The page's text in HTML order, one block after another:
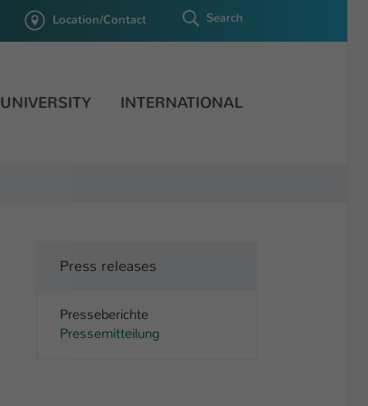
Location/Contact Search
UNIVERSITY INTERNATIONAL
Press releases
Presseberichte
Pressemitteilung